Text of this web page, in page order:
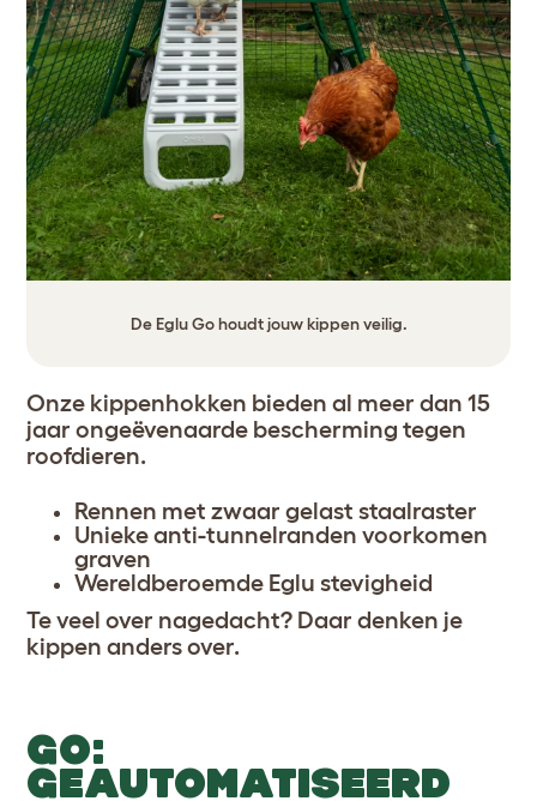
De Eglu Go houdt jouw kippen veilig.
Onze kippenhokken bieden al meer dan 15
jaar ongeëvenaarde bescherming tegen
roofdieren.
Rennen met zwaar gelast staalraster
Unieke anti-tunnelranden voorkomen
graven
Wereldberoemde Eglu stevigheid
Te veel over nagedacht? Daar denken je
kippen anders over.
GO:
GEAUTOMATISEERD